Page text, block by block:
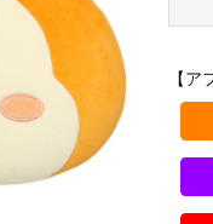
【
【ゴジラ】
『GODZILLA
SOFVIDOLL
2』食玩フィ
ギュア予約
バンダイ】
【ウルト
OTION ウ
トラマン15
コンバージ
ーション